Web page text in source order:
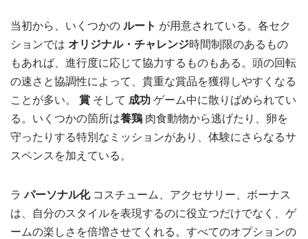
当初から、いくつかの ルート が用意されている。各セク
ションでは オリジナル・チャレンジ時間制限のあるもの
もあれば、進行度に応じて協力するものもある。頭の回転
の速さと協調性によって、貴重な賞品を獲得しやすくなる
ことが多い。 賞 そして 成功 ゲーム中に散りばめられてい
る。いくつかの箇所は養鶏 肉食動物から逃げたり、卵を
守ったりする特別なミッションがあり、体験にさらなるサ
スペンスを加えている。
ラパーソナル化コスチューム、アクセサリー、ボーナス
は、自分のスタイルを表現するのに役立つだけでなく、ゲ
ームの楽しさを倍増させてくれる。すべてのオプションの